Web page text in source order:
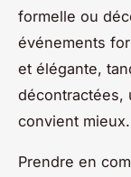
formelle ou
événements
et élégante,
décontractées,
convient mieux.
Prendre en